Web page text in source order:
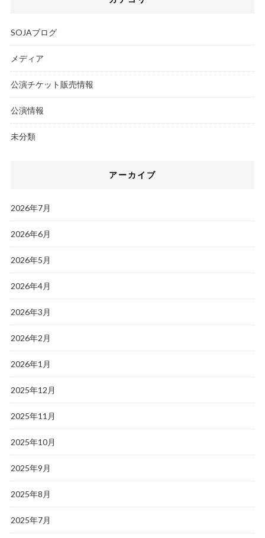
SOJAブログ
メディア
公演チケット販売情報
公演情報
未分類
アーカイブ
2026年7月
2026年6月
2026年5月
2026年4月
2026年3月
2026年2月
2026年1月
2025年12月
2025年11月
2025年10月
2025年9月
2025年8月
2025年7月